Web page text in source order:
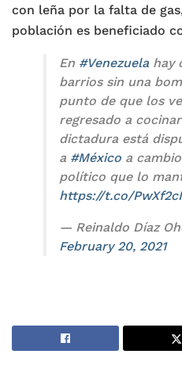
con leña por la falta de
población es beneficiado
En #Venezuela hay
barrios sin una
punto de que los
regresado a
dictadura está
a #México a
político que lo
https://t.co/
— Reinaldo Díaz
February 20, 2021